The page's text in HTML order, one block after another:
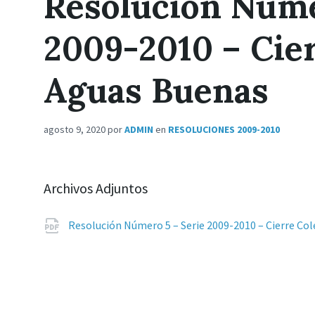
2009-2010 –
Aguas Buenas
agosto 9, 2020porADMIN en RESOLUCIONES 2009-2010
Archivos Adjuntos
Resolución Número 5 – Serie 2009-2010 – Cierre